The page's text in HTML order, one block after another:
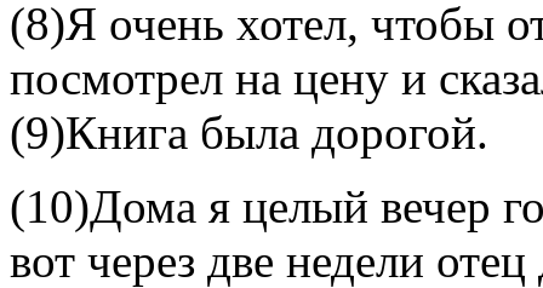
(8)Я очень хотел, чтобы
посмотрел на цену и
(9)Книга была дорогой.
(10)Дома я целый вечер
вот через две недели